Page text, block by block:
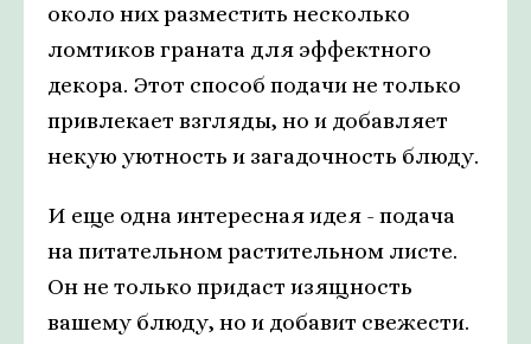
около них разместить несколько
ломтиков граната для эффектного
декора. Этот способ подачи не только
привлекает взгляды, но и добавляет
некую уютность и загадочность блюду.
И еще одна интересная идея - подача
на питательном растительном листе.
Он не только придаст изящность
вашему блюду, но и добавит свежести.